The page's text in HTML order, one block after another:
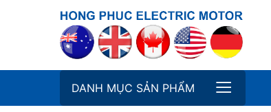
DANH MỤC SẢN PHẨM